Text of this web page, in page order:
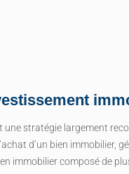
une stratégie largement
d’un bien immobilier,
immobilier composé de